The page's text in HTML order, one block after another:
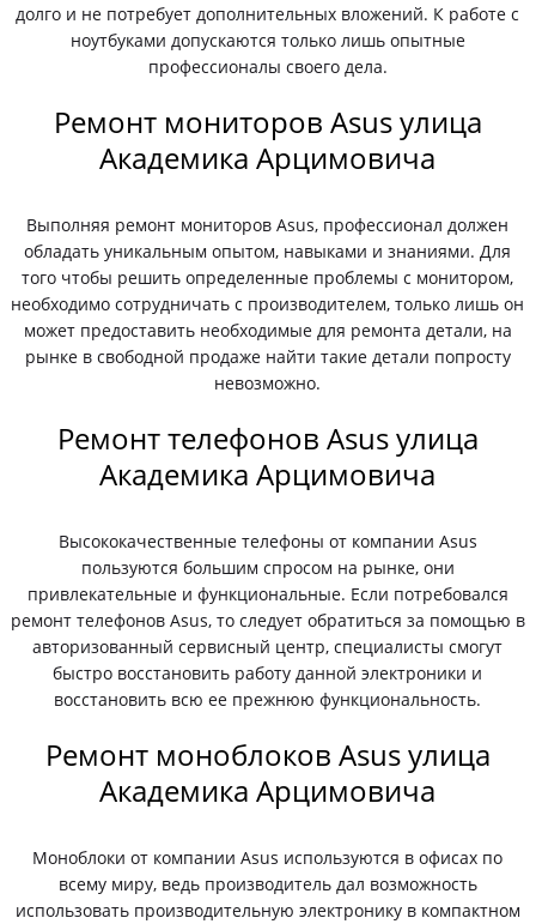
долго и не потребует дополнительных вложений. К работе с
ноутбуками допускаются только лишь опытные
профессионалы своего дела.
Ремонт мониторов Asus улица
Академика Арцимовича
Выполняя ремонт мониторов Asus, профессионал должен
обладать уникальным опытом, навыками и знаниями. Для
того чтобы решить определенные проблемы с монитором,
необходимо сотрудничать с производителем, только лишь он
может предоставить необходимые для ремонта детали, на
рынке в свободной продаже найти такие детали попросту
невозможно.
Ремонт телефонов Asus улица
Академика Арцимовича
Высококачественные телефоны от компании Asus
пользуются большим спросом на рынке, они
привлекательные и функциональные. Если потребовался
ремонт телефонов Asus, то следует обратиться за помощью в
авторизованный сервисный центр, специалисты смогут
быстро восстановить работу данной электроники и
восстановить всю ее прежнюю функциональность.
Ремонт моноблоков Asus улица
Академика Арцимовича
Моноблоки от компании Asus используются в офисах по
всему миру, ведь производитель дал возможность
использовать производительную электронику в компактном